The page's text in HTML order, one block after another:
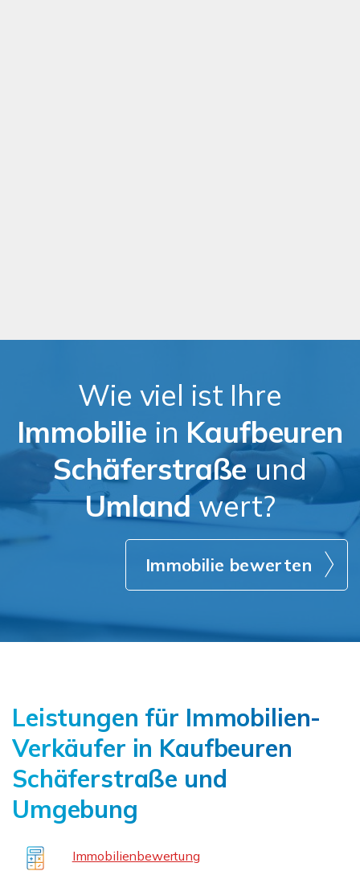
Wie viel ist Ihre
Immobilie in Kaufbeuren
Schäferstraße und
Umlandwert?
Immobilie bewerten
Leistungen für Immobilien-
Verkäufer in Kaufbeuren
Schäferstraße und
Umgebung
Immobilienbewertung